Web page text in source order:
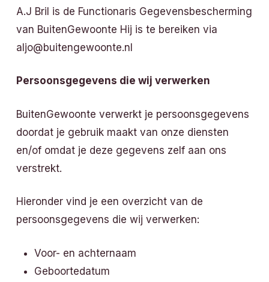
A.J Bril is de Functionaris Gegevensbescherming
van BuitenGewoonte Hij is te bereiken via
aljo@buitengewoonte.nl
Persoonsgegevens die wij verwerken
BuitenGewoonte verwerkt je persoonsgegevens
doordat je gebruik maakt van onze diensten
en/of omdat je deze gegevens zelf aan ons
verstrekt.
Hieronder vind je een overzicht van de
persoonsgegevens die wij verwerken:
Voor- en achternaam
Geboortedatum